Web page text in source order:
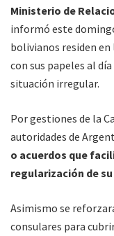
Ministerio de
informó este
bolivianos residen
con sus papeles al
situación irregular.
Por gestiones de la
autoridades de
o acuerdos que
regularización de
Asimismo se
consulares para